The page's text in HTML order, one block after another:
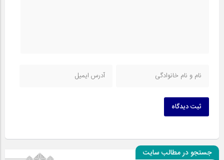
ثبت دیدگاه
جستجو در مطالب سایت